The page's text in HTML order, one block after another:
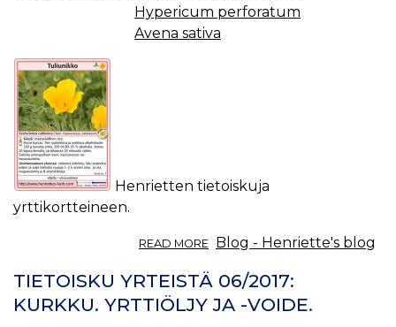
Hypericum perforatum
Avena sativa
Henrietten tietoiskuja
yrttikortteineen.
READ MORE ABOUT
YRTEISTÄ
07/2017:
UNETTOMUUS.
Blog - Henriette's blog
TIETOISKU YRTEISTÄ 06/2017:
KURKKU. YRTTIÖLJY JA -VOIDE.